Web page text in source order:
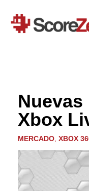
contenido
Nuevas
Xbox
MERCADO, XBOX